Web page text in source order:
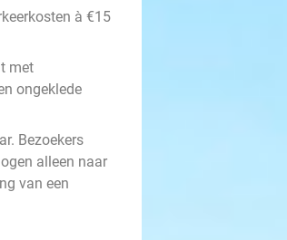
à €15
met
ongeklede
Bezoekers
alleen naar
van een